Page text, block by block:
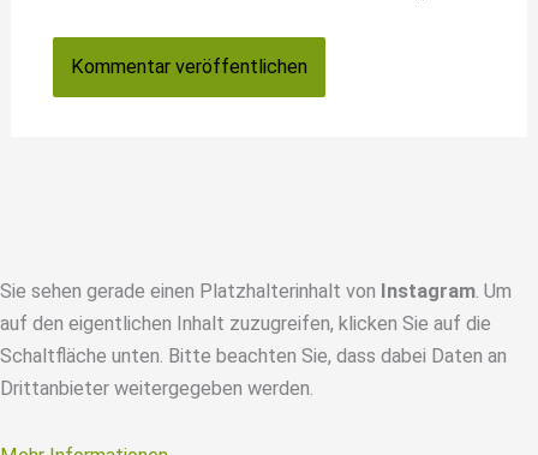
Sie sehen gerade einen Platzhalterinhalt von Instagram. Um
auf den eigentlichen Inhalt zuzugreifen, klicken Sie auf die
Schaltfläche unten. Bitte beachten Sie, dass dabei Daten an
Drittanbieter weitergegeben werden.